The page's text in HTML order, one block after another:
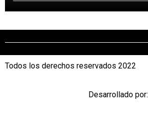
Todos los derechos reservados 2022
Desarrollado por: